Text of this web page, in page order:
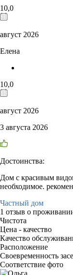
10,0
август 2026
Елена
10,0
август 2026
3 августа 2026
Достоинства:
Дом с красивым
необходимое.
Частный дом
1 отзыв о
Чистота
Цена - качество
Качество
Расположение
Своевременность
Соответствие фото